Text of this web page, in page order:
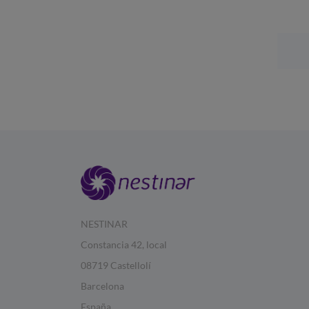
NESTINAR
Constancia 42, local
08719 Castellolí
Barcelona
España